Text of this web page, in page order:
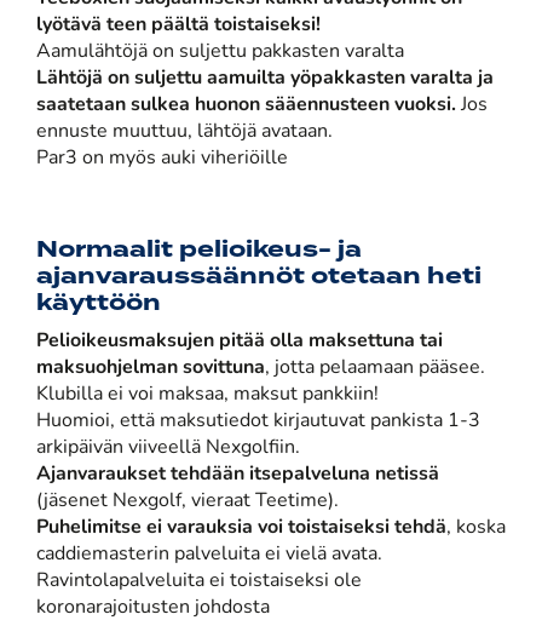
lyötävä teen päältä toistaiseksi!
Aamulähtöjä on suljettu pakkasten varalta
Lähtöjä on suljettu aamuilta yöpakkasten varalta ja
saatetaan sulkea huonon sääennusteen vuoksi. Jos
ennuste muuttuu, lähtöjä avataan.
Par3 on myös auki viheriöille
Normaalit pelioikeus- ja
ajanvaraussäännöt otetaan heti
käyttöön
Pelioikeusmaksujen pitää olla maksettuna tai
maksuohjelman sovittuna, jotta pelaamaan pääsee. ​​​​​​​
Klubilla ei voi maksaa, maksut pankkiin!
Huomioi, että maksutiedot kirjautuvat pankista 1-3
arkipäivän viiveellä Nexgolfiin.
Ajanvaraukset tehdään itsepalveluna netissä
(jäsenet Nexgolf, vieraat Teetime).
Puhelimitse ei varauksia voi toistaiseksi tehdä, koska
caddiemasterin palveluita ei vielä avata.
Ravintolapalveluita ei toistaiseksi ole
koronarajoitusten johdosta